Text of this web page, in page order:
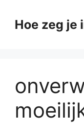
naarHoe zeg je